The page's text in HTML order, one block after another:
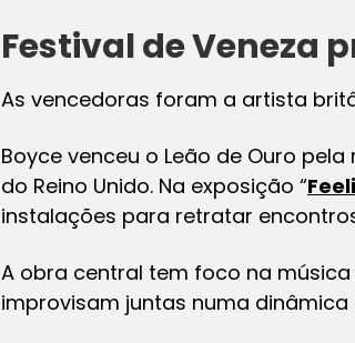
Festival de Veneza
As vencedoras foram a artista
Boyce venceu o Leão de Ouro
do Reino Unido. Na exposição “
instalações para retratar
A obra central tem foco na
improvisam juntas numa